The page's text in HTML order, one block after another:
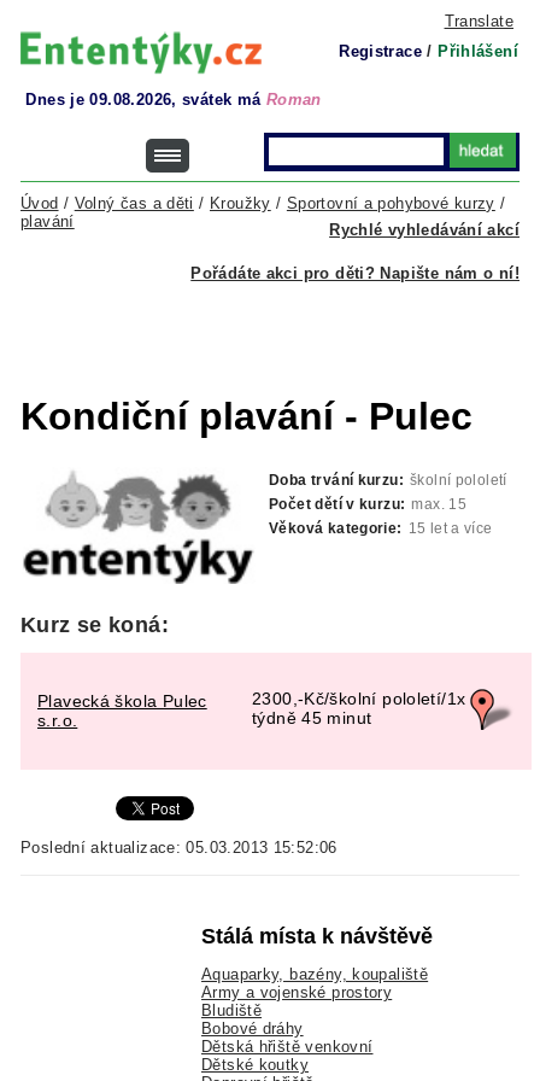
Translate
Registrace / Přihlášení
Dnes je 09.08.2026, svátek má Roman
Rychlé vyhledávání akcí
Úvod / Volný čas a děti / Kroužky / Sportovní a pohybové kurzy /
plavání
Pořádáte akci pro děti? Napište nám o ní!
Kondiční plavání - Pulec
Doba trvání kurzu: školní pololetí
Počet dětí v kurzu: max. 15
Věková kategorie:
15 let a více
Kurz se koná:
Plavecká škola Pulec
s.r.o.
2300,-Kč/školní pololetí/1x
týdně 45 minut
Poslední aktualizace: 05.03.2013 15:52:06
Stálá místa k návštěvě
Aquaparky, bazény, koupaliště
Army a vojenské prostory
Bludiště
Bobové dráhy
Dětská hřiště venkovní
Dětské koutky